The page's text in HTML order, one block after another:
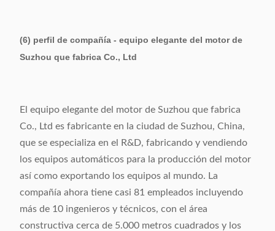
(6) perfil de compañía - equipo elegante del motor de
Suzhou que fabrica Co., Ltd
El equipo elegante del motor de Suzhou que fabrica
Co., Ltd es fabricante en la ciudad de Suzhou, China,
que se especializa en el R&D, fabricando y vendiendo
los equipos automáticos para la producción del motor
así como exportando los equipos al mundo. La
compañía ahora tiene casi 81 empleados incluyendo
más de 10 ingenieros y técnicos, con el área
constructiva cerca de 5.000 metros cuadrados y los